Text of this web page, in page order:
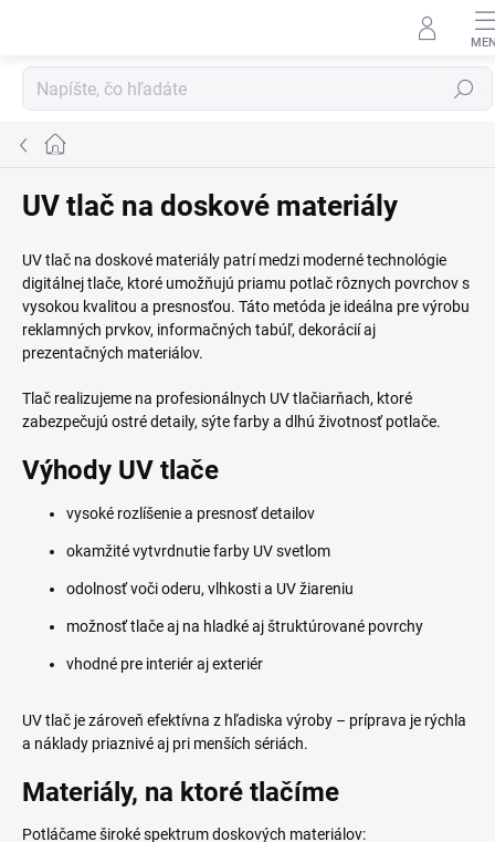
Hľadať
Domov
UV tlač na doskové materiály
UV tlač na doskové materiály patrí medzi moderné technológie
digitálnej tlače, ktoré umožňujú priamu potlač rôznych povrchov s
vysokou kvalitou a presnosťou. Táto metóda je ideálna pre výrobu
reklamných prvkov, informačných tabúľ, dekorácií aj
prezentačných materiálov.
Tlač realizujeme na profesionálnych UV tlačiarňach, ktoré
zabezpečujú ostré detaily, sýte farby a dlhú životnosť potlače.
Výhody UV tlače
vysoké rozlíšenie a presnosť detailov
okamžité vytvrdnutie farby UV svetlom
odolnosť voči oderu, vlhkosti a UV žiareniu
možnosť tlače aj na hladké aj štruktúrované povrchy
vhodné pre interiér aj exteriér
UV tlač je zároveň efektívna z hľadiska výroby – príprava je rýchla
a náklady priaznivé aj pri menších sériách.
Materiály, na ktoré tlačíme
Potláčame široké spektrum doskových materiálov: